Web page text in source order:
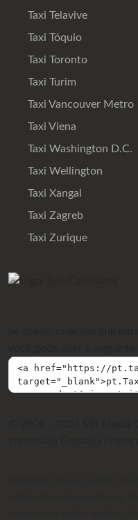
Taxi Telavive
Taxi Tóquio
Taxi Toronto
Taxi Turim
Taxi Vancouver Metro
Taxi Viena
Taxi Washington D.C.
Taxi Wellington
Taxi Xangai
Taxi Zagreb
Taxi Zurique